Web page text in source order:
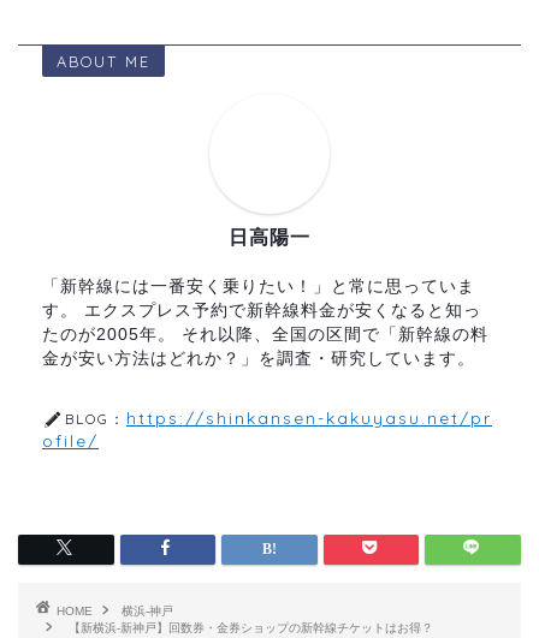
ABOUT ME
日高陽一
「新幹線には一番安く乗りたい！」と常に思っていま
す。 エクスプレス予約で新幹線料金が安くなると知っ
たのが2005年。 それ以降、全国の区間で「新幹線の料
金が安い方法はどれか？」を調査・研究しています。
BLOG： https://shinkansen-kakuyasu.net/pr
ofile/
HOME
横浜-神戸
【新横浜-新神戸】回数券・金券ショップの新幹線チケットはお得？